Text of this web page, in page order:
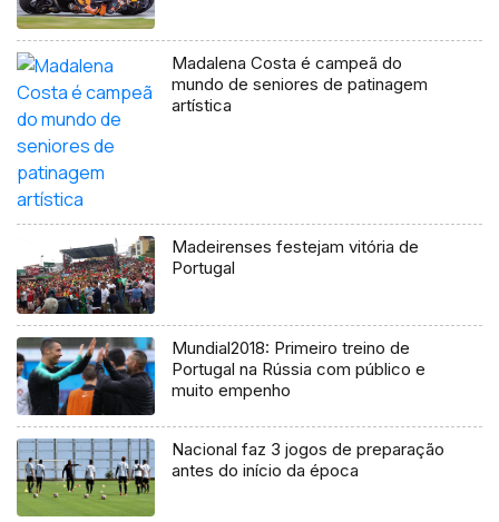
Madalena Costa é campeã do
mundo de seniores de patinagem
artística
Madeirenses festejam vitória de
Portugal
Mundial2018: Primeiro treino de
Portugal na Rússia com público e
muito empenho
Nacional faz 3 jogos de preparação
antes do início da época